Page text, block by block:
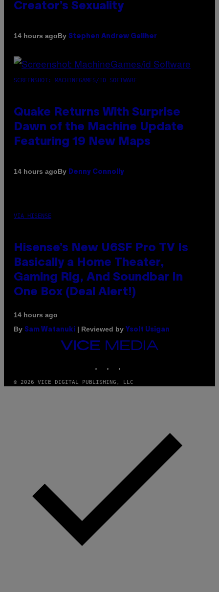
Creator’s Sexuality
14 hours agoBy Stephen Andrew Galiher
SCREENSHOT: MACHINEGAMES/ID SOFTWARE
Quake Returns With Surprise
Dawn of the Machine Update
Featuring 19 New Maps
14 hours agoBy Denny Connolly
VIA HISENSE
Hisense’s New U6SF Pro TV Is
Basically a Home Theater,
Gaming Rig, And Soundbar In
One Box (Deal Alert!)
14 hours ago
By Sam Watanuki | Reviewed by Ysolt Usigan
VICE
MEDIA
© 2026 VICE DIGITAL PUBLISHING, LLC